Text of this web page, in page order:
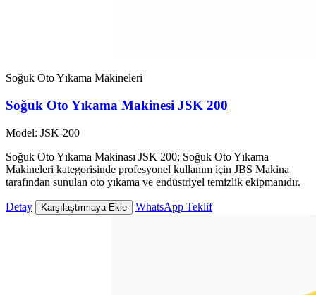
Soğuk Oto Yıkama Makineleri
Soğuk Oto Yıkama Makinesi JSK 200
Model: JSK-200
Soğuk Oto Yıkama Makinası JSK 200; Soğuk Oto Yıkama
Makineleri kategorisinde profesyonel kullanım için JBS Makina
tarafından sunulan oto yıkama ve endüstriyel temizlik ekipmanıdır.
Detay Karşılaştırmaya Ekle WhatsApp Teklif